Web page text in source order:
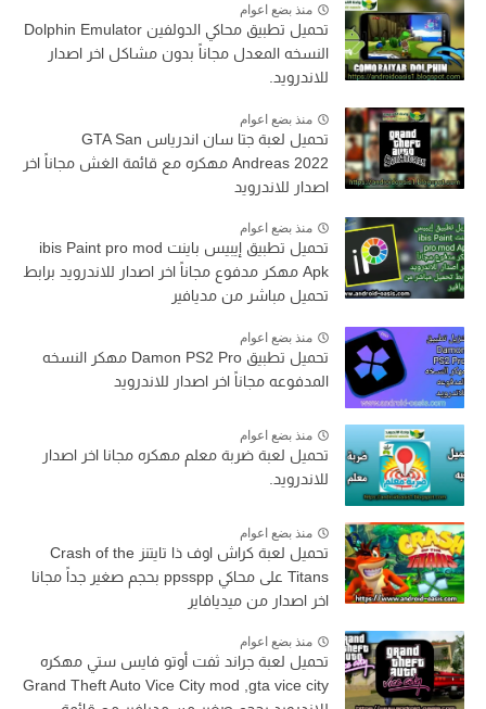
منذ بضع اعوام
تحميل تطبيق محاكي الدولفين Dolphin Emulator
النسخه المعدل مجاناً بدون مشاكل اخر اصدار
للاندرويد.
منذ بضع اعوام
تحميل لعبة جتا سان اندرياس GTA San
Andreas 2022 مهكره مع قائمة الغش مجاناً اخر
اصدار للاندرويد
منذ بضع اعوام
تحميل تطبيق إيبيس باينت ibis Paint pro mod
Apk مهكر مدفوع مجاناً اخر اصدار للاندرويد برابط
تحميل مباشر من مديافير
منذ بضع اعوام
تحميل تطبيق Damon PS2 Pro مهكر النسخه
المدفوعه مجاناً اخر اصدار للاندرويد
منذ بضع اعوام
تحميل لعبة ضربة معلم مهكره مجانا اخر اصدار
للاندرويد.
منذ بضع اعوام
تحميل لعبة كراش اوف ذا تايتنز Crash of the
Titans على محاكي ppsspp بحجم صغير جداً مجانا
اخر اصدار من ميديافاير
منذ بضع اعوام
تحميل لعبة جراند ثفت أوتو فايس ستي مهكره
Grand Theft Auto Vice City mod ,gta vice city